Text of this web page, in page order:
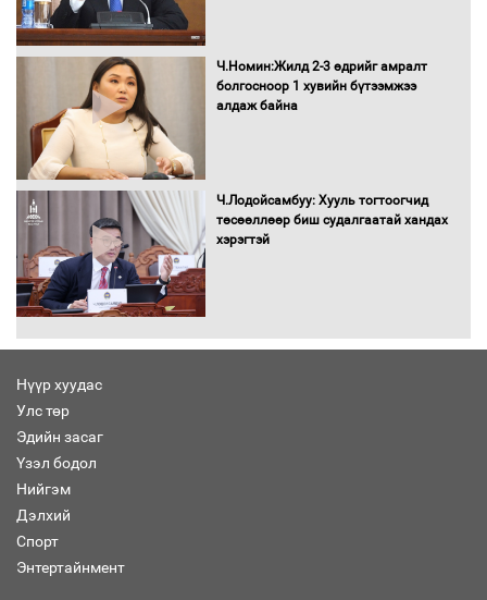
буй асуудлуудыг Засгийн газрын
хуралдаанд танилцуулж,
шийдвэрлүүлнэ
оролцож байгаа баг тамирчдад
амжилт хүслээ
албан татварыг тэглэлээ
Ч.Номин:Жилд 2-3 өдрийг амралт
болгосноор 1 хувийн бүтээмжээ
алдаж байна
Ч.Лодойсамбуу: Хууль тогтоогчид
төсөөллөөр биш судалгаатай хандах
хэрэгтэй
Нүүр хуудас
Улс төр
Эдийн засаг
Үзэл бодол
Нийгэм
Дэлхий
Спорт
Энтертайнмент